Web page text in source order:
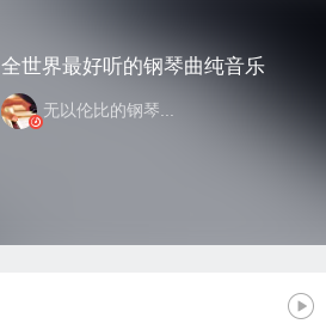
全世界最好听的钢琴曲纯音乐
无以伦比的钢琴...